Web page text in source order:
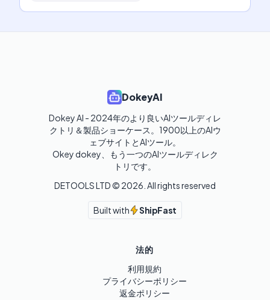
DokeyAI
Dokey AI - 2024年のより良いAIツールディレ
クトリ＆製品ショーケース。1900以上のAIウ
ェブサイトとAIツール。
Okey dokey、もう一つのAIツールディレク
トリです。
DETOOLS LTD © 2026 . All rights reserved
Built with ShipFast
法的
利用規約
プライバシーポリシー
返金ポリシー